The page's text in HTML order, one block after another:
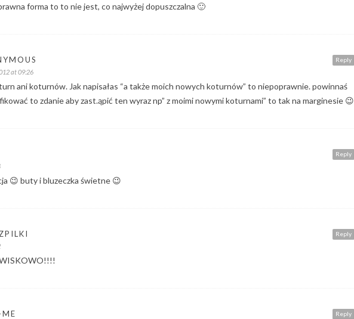
forma to to nie jest, co najwyżej dopuszczalna 🙂
Reply
at 09:26
ani koturnów. Jak napisałas “a także moich nowych koturnów” to niepoprawnie. powinnaś
to zdanie aby zast.ąpić ten wyraz np” z moimi nowymi koturnami” to tak na marginesie 😉
Reply
😉 buty i bluzeczka świetne 😉
Reply
Reply